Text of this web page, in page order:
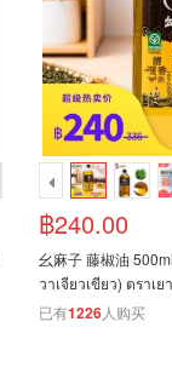
฿240.00
幺麻子 藤椒油
วาเจียวเขียว) ตราเ
已有1226人购买